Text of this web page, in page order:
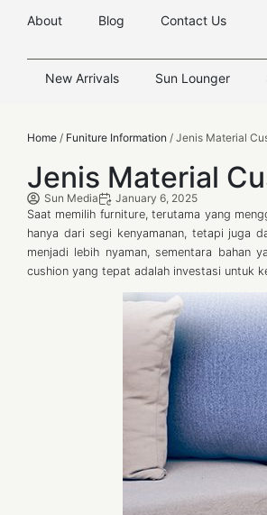
About Blog Contact Us
New Arrivals Sun Lounger
Home / Funiture Information / Jenis Material
Jenis Material
Sun Media
January 6, 2025
Saat memilih furniture, terutama yang
hanya dari segi kenyamanan, tetapi juga
menjadi lebih nyaman, sementara bahan
cushion yang tepat adalah investasi untuk